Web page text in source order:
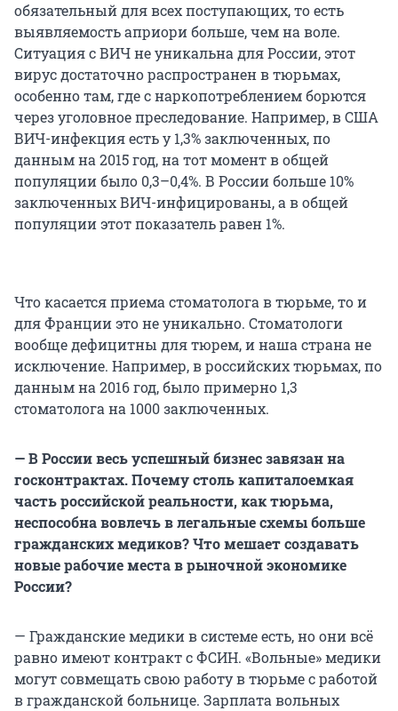
обязательный для всех поступающих, то есть
выявляемость априори больше, чем на воле.
Ситуация с ВИЧ не уникальна для России, этот
вирус достаточно распространен в тюрьмах,
особенно там, где с наркопотреблением борются
через уголовное преследование. Например, в США
ВИЧ-инфекция есть у 1,3% заключенных, по
данным на 2015 год, на тот момент в общей
популяции было 0,3–0,4%. В России больше 10%
заключенных ВИЧ-инфицированы, а в общей
популяции этот показатель равен 1%.
Что касается приема стоматолога в тюрьме, то и
для Франции это не уникально. Стоматологи
вообще дефицитны для тюрем, и наша страна не
исключение. Например, в российских тюрьмах, по
данным на 2016 год, было примерно 1,3
стоматолога на 1000 заключенных.
— В России весь успешный бизнес завязан на
госконтрактах. Почему столь капиталоемкая
часть российской реальности, как тюрьма,
неспособна вовлечь в легальные схемы больше
гражданских медиков? Что мешает создавать
новые рабочие места в рыночной экономике
России?
— Гражданские медики в системе есть, но они всё
равно имеют контракт с ФСИН. «Вольные» медики
могут совмещать свою работу в тюрьме с работой
в гражданской больнице. Зарплата вольных